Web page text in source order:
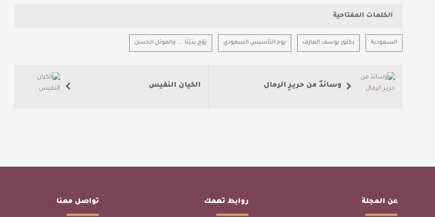
الكلمات المفتاحية
السعودية دكتور يوسف العارف يوم التأسيس السعودي يَوْمٍ بِدَيْنَا ... والموئل الحسن
وسائدٌ من حريـرِ الرمال الكيان النفيس
عن المجلة روابط تهمك تواصل معنا